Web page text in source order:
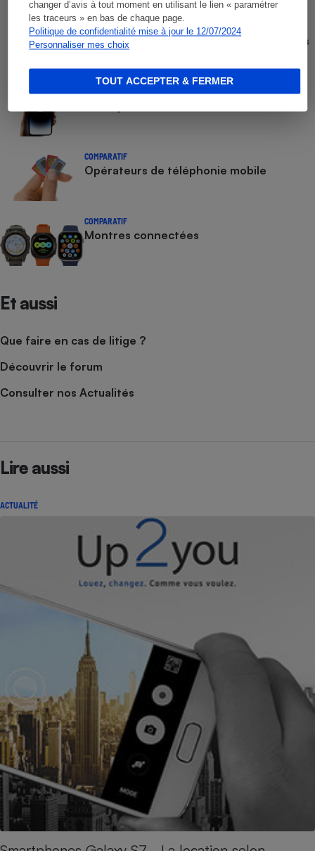
changer d’avis à tout moment en utilisant le lien « paramétrer
les traceurs » en bas de chaque page.
Politique de confidentialité mise à jour le 12/07/2024
Personnaliser mes choix
TOUT ACCEPTER & FERMER
COMPARATEUR
Comparateur gratuit des forfaits mobiles
- Choisissez le meilleur forfait, avec ou
sans engagement
COMPARATIF
COMPARATIF
Opérateurs de téléphonie mobile
COMPARATIF
Montres connectées
Et aussi
Que faire en cas de litige ?
Découvrir le forum
Consulter nos Actualités
Lire aussi
ACTUALITÉ